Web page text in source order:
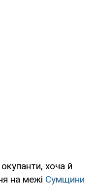
хоча й
на межі Сумщини